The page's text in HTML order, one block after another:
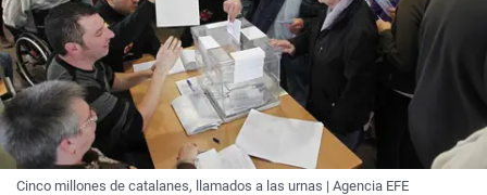
Cinco millones de catalanes, llamados a las urnas | Agencia EFE